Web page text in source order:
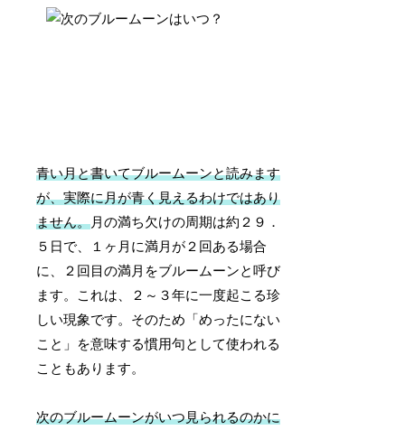
青い月と書いてブルームーンと読みます
が、実際に月が青く見えるわけではあり
ません。月の満ち欠けの周期は約２９．
５日で、１ヶ月に満月が２回ある場合
に、２回目の満月をブルームーンと呼び
ます。これは、２～３年に一度起こる珍
しい現象です。そのため「めったにない
こと」を意味する慣用句として使われる
こともあります。
次のブルームーンがいつ見られるのかに